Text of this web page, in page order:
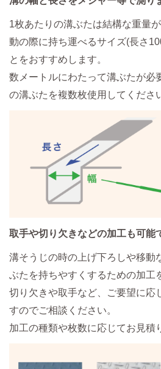
1枚あたりの溝ぶたは結構な重量
動の際に持ち運べるサイズ(長さ
とをおすすめします。
数メートルにわたって溝ぶたが必
の溝ぶたを複数枚使用してくださ
取手や切り欠きなどの加工も可能
溝そうじの時の上げ下ろしや移動
ぶたを持ちやすくするための加工
切り欠きや取手など、ご要望に応
すのでご相談ください。
加工の種類や枚数に応じてお見積